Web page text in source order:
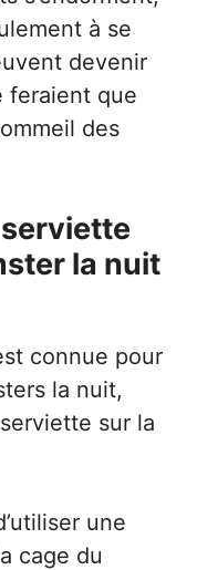
à se
devenir
feraient que
des
la nuit
connue pour
la nuit,
sur la
une
cage du